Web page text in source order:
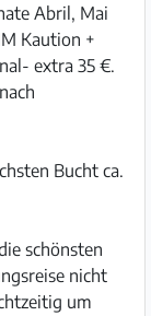
Abril, Mai
Kaution +
extra 35 €.
Bucht ca.
schönsten
nicht
um